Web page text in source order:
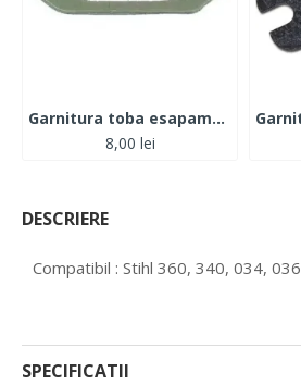
Garnitura toba esapament Husqvarna 365- 371- 372
8,00 lei
DESCRIERE
Compatibil : Stihl 360, 340, 034, 036
SPECIFICATII